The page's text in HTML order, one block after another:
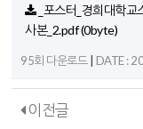
_포스터_경희대학
사본_2.pdf(0byte)
95회 다운로드| DATE :
이전글